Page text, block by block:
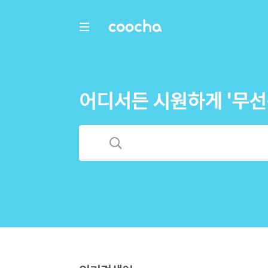
COOCHA
어디서든 시원하게 '무